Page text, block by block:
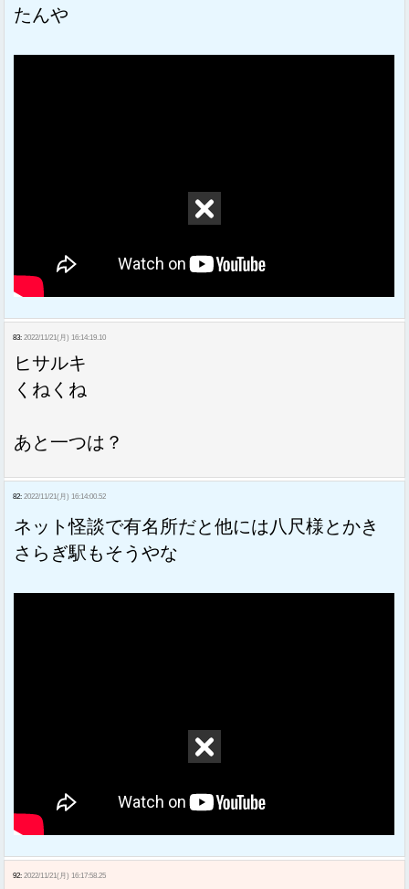
たんや
83: 2022/11/21(月) 16:14:19.10
ヒサルキ
くねくね
あと一つは？
82: 2022/11/21(月) 16:14:00.52
ネット怪談で有名所だと他には八尺様とかき
さらぎ駅もそうやな
92: 2022/11/21(月) 16:17:58.25